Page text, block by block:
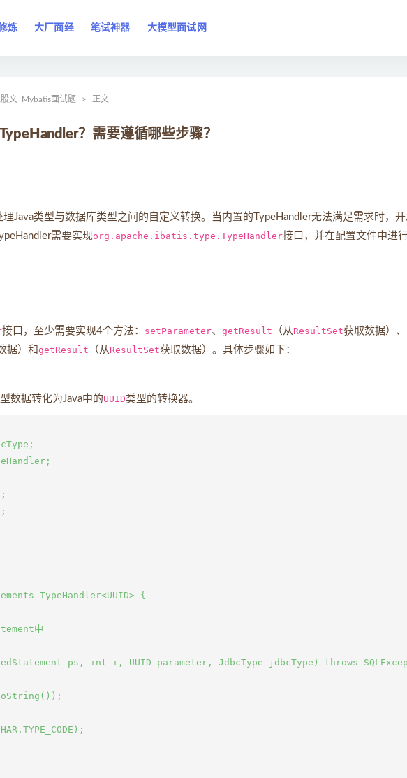
炼 大厂面经 笔试神器 大模型面试网
股文_Mybatis面试题 正文
？需要遵循哪些步骤？
理Java类型与数据库类型之间的自定义转换。当内置的TypeHandler无法满足需求时，
需要实现org.apache.ibatis.type.TypeHandler接口，并在配置文件中进
接口，至少需要实现4个方法： setParameter、 getResult （从ResultSet获取数据）、
据）和getResult （从ResultSet获取数据）。具体步骤如下：
数据转化为Java中的UUID类型的转换器。
TypeHandler<UUID> {
中
ps, int i, UUID parameter, JdbcType jdbcType) throws